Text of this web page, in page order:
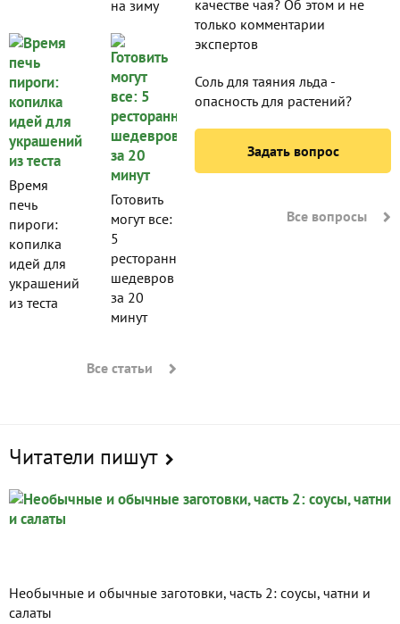
на зиму
Время
печь
пироги:
копилка
идей для
украшений
из теста
Готовить
могут все:
5
ресторанных
шедевров
за 20
минут
Все статьи
качестве чая? Об этом и не
только комментарии
экспертов
Соль для таяния льда -
опасность для растений?
Задать вопрос
Все вопросы
Читатели пишут
Необычные и обычные заготовки, часть 2: соусы, чатни и
салаты